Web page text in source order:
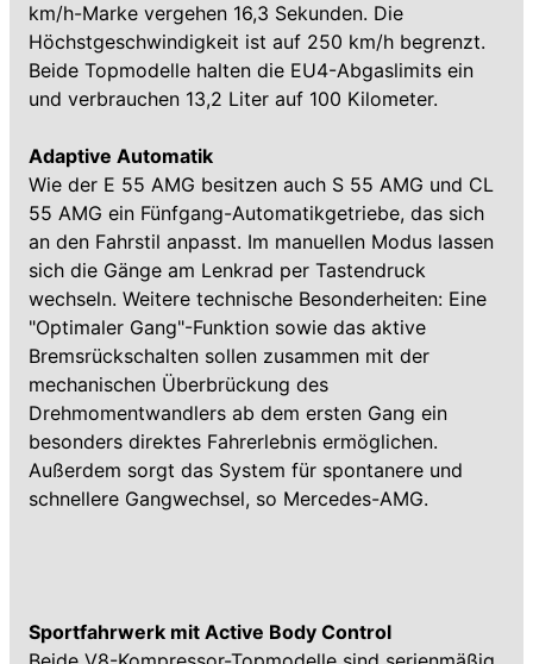
km/h-Marke vergehen 16,3 Sekunden. Die
Höchstgeschwindigkeit ist auf 250 km/h begrenzt.
Beide Topmodelle halten die EU4-Abgaslimits ein
und verbrauchen 13,2 Liter auf 100 Kilometer.
Adaptive Automatik
Wie der E 55 AMG besitzen auch S 55 AMG und CL
55 AMG ein Fünfgang-Automatikgetriebe, das sich
an den Fahrstil anpasst. Im manuellen Modus lassen
sich die Gänge am Lenkrad per Tastendruck
wechseln. Weitere technische Besonderheiten: Eine
"Optimaler Gang"-Funktion sowie das aktive
Bremsrückschalten sollen zusammen mit der
mechanischen Überbrückung des
Drehmomentwandlers ab dem ersten Gang ein
besonders direktes Fahrerlebnis ermöglichen.
Außerdem sorgt das System für spontanere und
schnellere Gangwechsel, so Mercedes-AMG.
Sportfahrwerk mit Active Body Control